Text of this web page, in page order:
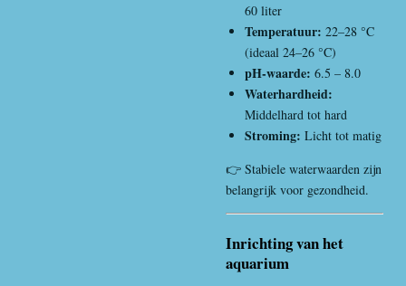
60 liter
Temperatuur: 22–28 °C
(ideaal 24–26 °C)
pH-waarde: 6.5 – 8.0
Waterhardheid:
Middelhard tot hard
Stroming: Licht tot matig
👉 Stabiele waterwaarden zijn
belangrijk voor gezondheid.
Inrichting van het
aquarium